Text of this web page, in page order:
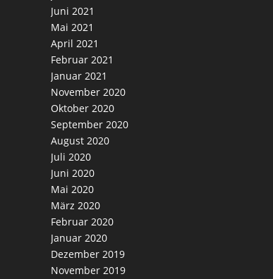
Juni 2021
Mai 2021
April 2021
Februar 2021
Januar 2021
November 2020
Oktober 2020
September 2020
August 2020
Juli 2020
Juni 2020
Mai 2020
März 2020
Februar 2020
Januar 2020
Dezember 2019
November 2019